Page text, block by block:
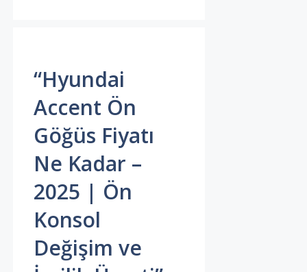
“Hyundai
Accent Ön
Göğüs Fiyatı
Ne Kadar –
2025 | Ön
Konsol
Değişim ve